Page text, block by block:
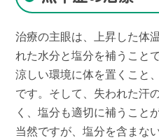
治療の主眼は、上昇した体
れた水分と塩分を補うことで
涼しい環境に体を置くこと
です。そして、失われた汗
く、塩分も適切に補うこと
当然ですが、塩分を含まな